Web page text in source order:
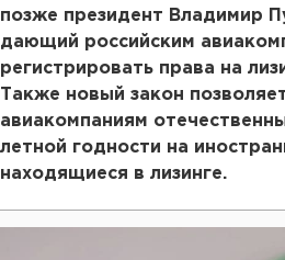
позже президент Владимир
дающий российским
регистрировать права на
Также новый закон
авиакомпаниям
летной годности на
находящиеся в лизинге.